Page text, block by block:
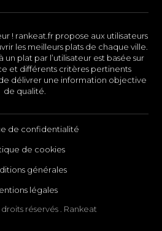
! rankeat.fr propose aux utilisateurs
les meilleurs plats de chaque ville.
plat par l’utilisateur est basée sur
et différents critères pertinents
délivrer une information objective
de qualité.
de confidentialité
de cookies
générales
légales
réservés . Rankeat